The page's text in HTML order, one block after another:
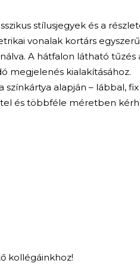
stílusjegyek és a
vonalak kortárs
A hátfalon látható tűzés
megjelenés kialakításához.
alapján – lábbal,
és többféle méretben
kollégáinkhoz!